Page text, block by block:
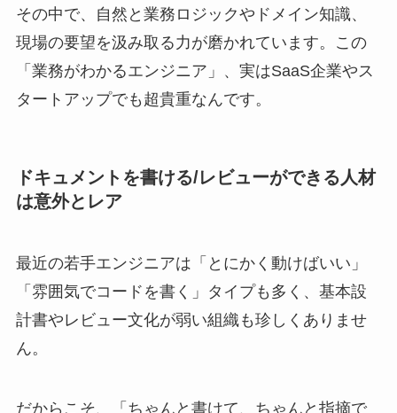
その中で、自然と業務ロジックやドメイン知識、
現場の要望を汲み取る力が磨かれています。この
「業務がわかるエンジニア」、実はSaaS企業やス
タートアップでも超貴重なんです。
ドキュメントを書ける/レビューができる人材
は意外とレア
最近の若手エンジニアは「とにかく動けばいい」
「雰囲気でコードを書く」タイプも多く、基本設
計書やレビュー文化が弱い組織も珍しくありませ
ん。
だからこそ、「ちゃんと書けて、ちゃんと指摘で